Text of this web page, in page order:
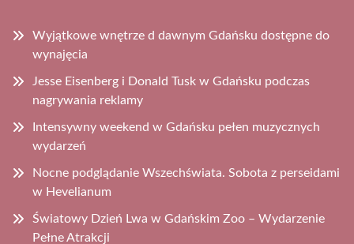
Wyjątkowe wnętrze d dawnym Gdańsku dostępne do
wynajęcia
Jesse Eisenberg i Donald Tusk w Gdańsku podczas
nagrywania reklamy
Intensywny weekend w Gdańsku pełen muzycznych
wydarzeń
Nocne podglądanie Wszechświata. Sobota z perseidami
w Hevelianum
Światowy Dzień Lwa w Gdańskim Zoo – Wydarzenie
Pełne Atrakcji